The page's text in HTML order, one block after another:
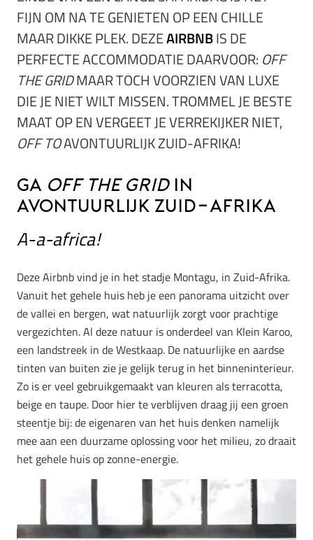
FIJN OM NA TE GENIETEN OP EEN CHILLE
MAAR DIKKE PLEK. DEZEAIRBNBIS DE
PERFECTE ACCOMMODATIE DAARVOOR: OFF
THE GRIDMAAR TOCH VOORZIEN VAN LUXE
DIE JE NIET WILT MISSEN. TROMMEL JE BESTE
MAAT OP EN VERGEET JE VERREKIJKER NIET,
OFF TOAVONTUURLIJK ZUID-AFRIKA!
Ga off the gridin
avontuurlijk Zuid-Afrika
A-a-africa!
Deze Airbnb vind je in het stadje Montagu, in Zuid-Afrika.
Vanuit het gehele huis heb je een panorama uitzicht over
de vallei en bergen, wat natuurlijk zorgt voor prachtige
vergezichten. Al deze natuur is onderdeel van Klein Karoo,
een landstreek in de Westkaap. De natuurlijke en aardse
tinten van buiten zie je gelijk terug in het binneninterieur.
Zo is er veel gebruikgemaakt van kleuren als terracotta,
beige en taupe. Door hier te verblijven draag jij een groen
steentje bij: de eigenaren van het huis denken namelijk
mee aan een duurzame oplossing voor het milieu, zo draait
het gehele huis op zonne-energie.